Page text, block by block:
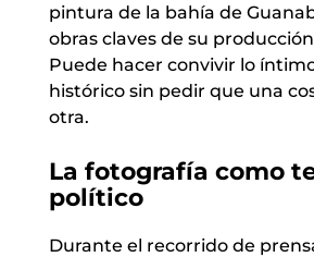
pintura de la bahía de
obras claves de su
Puede hacer convivir lo
histórico sin pedir que una
otra.
La fotografía como
político
Durante el recorrido de